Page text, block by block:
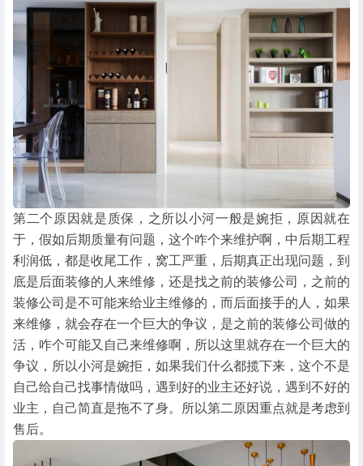
第二个原因就是质保，之所以小河一般是婉拒，原因就在
于，假如后期质量有问题，这个咋个来维护啊，中后期工程
利润低，都是收尾工作，窝工严重，后期真正出现问题，到
底是后面装修的人来维修，还是找之前的装修公司，之前的
装修公司是不可能来给业主维修的，而后面接手的人，如果
来维修，就会存在一个巨大的争议，是之前的装修公司做的
活，咋个可能又自己来维修啊，所以这里就存在一个巨大的
争议，所以小河是婉拒，如果我们什么都揽下来，这个不是
自己给自己找事情做吗，遇到好的业主还好说，遇到不好的
业主，自己简直是拖不了身。所以第二原因重点就是考虑到
售后。